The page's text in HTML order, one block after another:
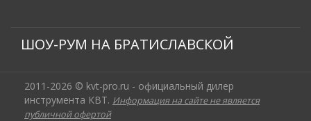
ШОУ-РУМ НА БРАТИСЛАВСКОЙ
2011-2026 © kvt-pro.ru - официальный дилер
инструмента КВТ. Информация на сайте не является
публичной офертой